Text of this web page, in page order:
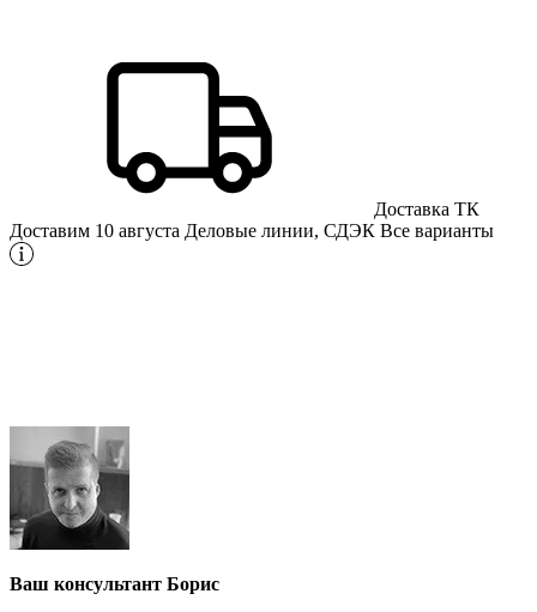
Доставка ТК
Доставим 10 августа Деловые линии, СДЭК Все варианты
Ваш консультант Борис